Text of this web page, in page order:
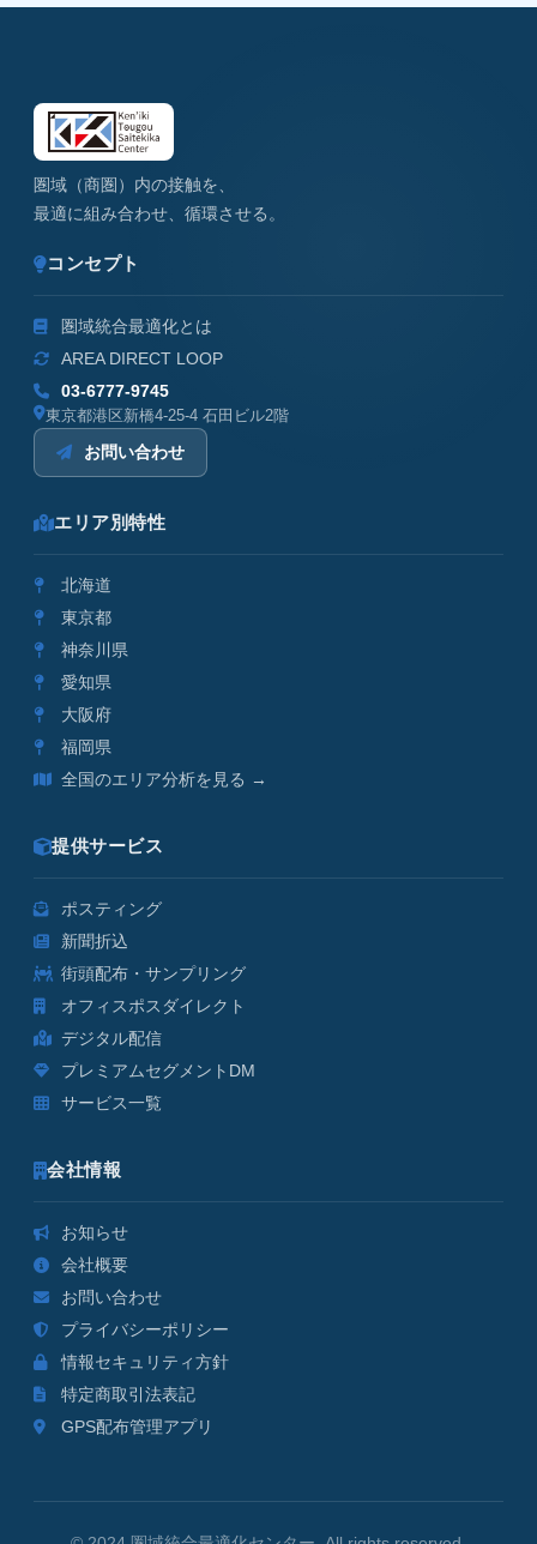
圏域（商圏）内の接触を、
最適に組み合わせ、循環させる。
コンセプト
圏域統合最適化とは
AREA DIRECT LOOP
03-6777-9745
東京都港区新橋4-25-4 石田ビル2階
お問い合わせ
エリア別特性
北海道
東京都
神奈川県
愛知県
大阪府
福岡県
全国のエリア分析を見る →
提供サービス
ポスティング
新聞折込
街頭配布・サンプリング
オフィスポスダイレクト
デジタル配信
プレミアムセグメントDM
サービス一覧
会社情報
お知らせ
会社概要
お問い合わせ
プライバシーポリシー
情報セキュリティ方針
特定商取引法表記
GPS配布管理アプリ